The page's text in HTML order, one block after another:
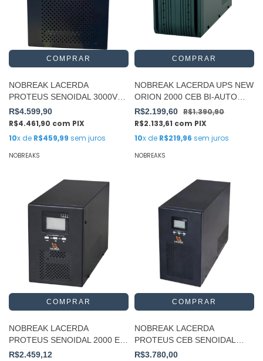
NOBREAK LACERDA
PROTEUS SENOIDAL 3000VA
E/S110V
R$4.599,90
R$4.461,90 com PIX
10x de R$459,99 sem juros
NOBREAKS
NOBREAK LACERDA UPS NEW
ORION 2000 CEB BI-AUTO
SAI-115
R$2.199,60 R$1.390,90
R$2.133,61 com PIX
10x de R$219,96 sem juros
NOBREAKS
NOBREAK LACERDA
PROTEUS SENOIDAL 2000 E/S
110
R$2.459,12
NOBREAK LACERDA
PROTEUS CEB SENOIDAL
3000VA ES110V
R$3.780,00